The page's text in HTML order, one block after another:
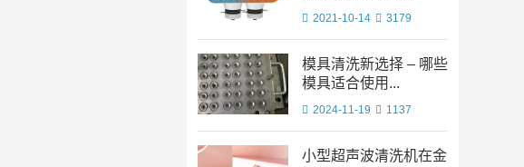
2021-10-14 3179
模具清洗新选择 – 哪些
模具适合使用...
2024-11-19 1137
小型超声波清洗机在金